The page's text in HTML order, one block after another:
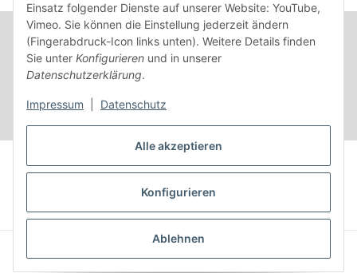
Alle akzeptieren
Konfigurieren
Ablehnen
Einsatz folgender Dienste auf unserer Website: YouTube,
Vimeo. Sie können die Einstellung jederzeit ändern
(Fingerabdruck-Icon links unten). Weitere Details finden
Sie unter Konfigurieren und in unserer
Datenschutzerklärung.
Impressum Datenschutz
Vertrag widerrufen
* Alle Preise inkl. gesetzlicher USt.